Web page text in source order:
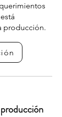
producción.